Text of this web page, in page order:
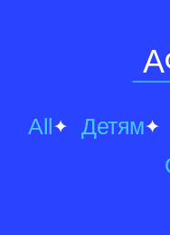
All Детям